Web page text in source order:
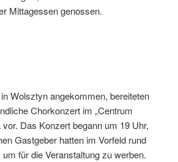
Mittagessen genossen.
Wolsztyn angekommen, bereiteten
Chorkonzert im „Centrum
vor. Das Konzert begann um 19 Uhr,
Gastgeber hatten im Vorfeld rund
für die Veranstaltung zu werben.